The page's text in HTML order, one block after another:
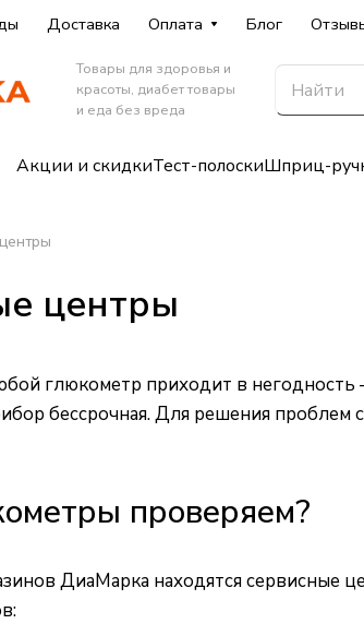
Доставка Оплата Блог
Товары для здоровья и
красоты, диабет товары
и еда без вреда
Акции и скидкиТест-полоскиШприц-
центры
глюкометр приходит в негодность
бессрочная. Для решения
проверяем?
ДиаМарка находятся сервисные